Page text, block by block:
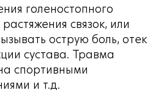
голеностопного
связок, или
острую боль, отек
сустава. Травма
спортивными
и т.д.